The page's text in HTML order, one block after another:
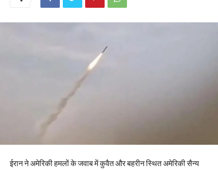
ईरान ने अमेरिकी हमलों के जवाब में कुवैत और बहरीन स्थित अमेरिकी सैन्य